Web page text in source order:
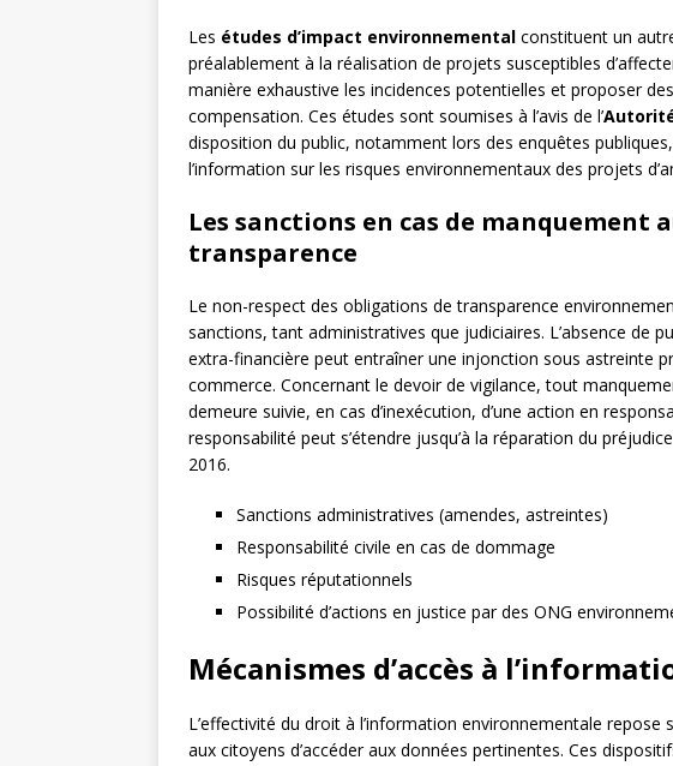
Les études d’impact environnemental constituent un
préalablement à la réalisation de projets susceptibles
manière exhaustive les incidences potentielles et proposer
compensation. Ces études sont soumises à l’avis de l’
disposition du public, notamment lors des enquêtes
l’information sur les risques environnementaux des projets
Les sanctions en cas de manquement
transparence
Le non-respect des obligations de transparence
sanctions, tant administratives que judiciaires. L’absence de
extra-financière peut entraîner une injonction sous astreinte
commerce. Concernant le devoir de vigilance, tout
demeure suivie, en cas d’inexécution, d’une action en
responsabilité peut s’étendre jusqu’à la réparation du
2016.
Sanctions administratives (amendes, astreintes)
Responsabilité civile en cas de dommage
Risques réputationnels
Possibilité d’actions en justice par des ONG
Mécanismes d’accès à
L’effectivité du droit à l’information environnementale
aux citoyens d’accéder aux données pertinentes. Ces